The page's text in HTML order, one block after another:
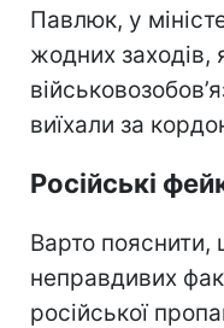
Павлюк, у
жодних заходів,
виїхали за
Російські
Варто
неправдивих
російської